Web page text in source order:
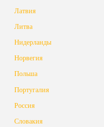
Латвия
Литва
Нидерланды
Норвегия
Польша
Португалия
Россия
Словакия